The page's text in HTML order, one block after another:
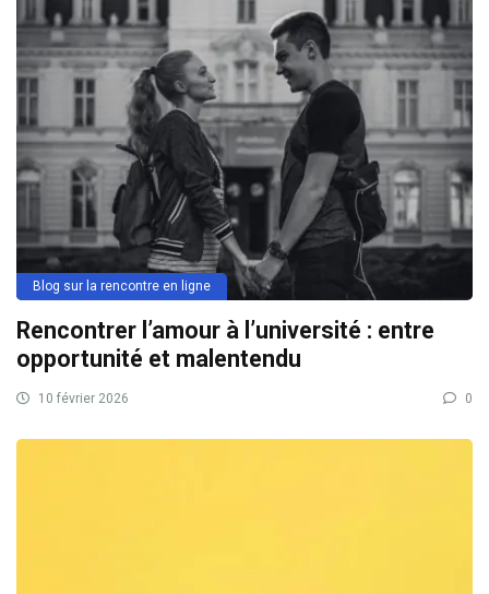
Blog sur la rencontre en ligne
Rencontrer l’amour à l’université : entre
opportunité et malentendu
10 février 2026 0